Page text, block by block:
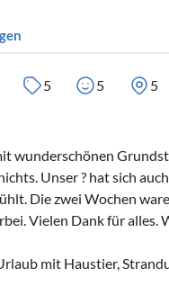
5 5 5
wunderschönen
Unser ? hat sich
Die zwei Wochen
Vielen Dank für alles.
mit Haustier,